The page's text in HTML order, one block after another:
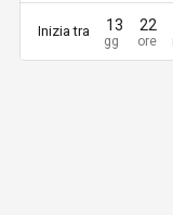
Inizia tra 13 22